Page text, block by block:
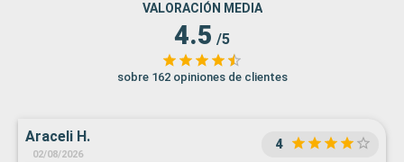
VALORACIÓN MEDIA
4.5 /5
sobre 162 opiniones de clientes
Araceli H.
02/08/2026
4